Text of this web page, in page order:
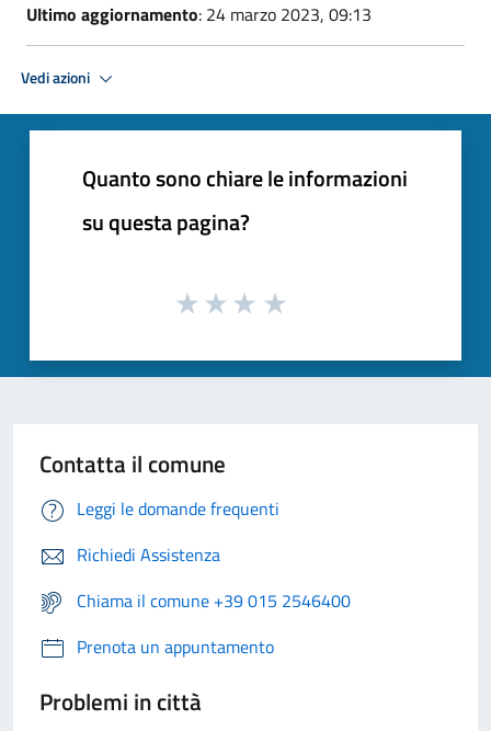
Ultimo aggiornamento: 24 marzo 2023, 09:13
Vedi azioni
Quanto sono chiare le informazioni
su questa pagina?
Contatta il comune
Leggi le domande frequenti
Richiedi Assistenza
Chiama il comune +39 015 2546400
Prenota un appuntamento
Problemi in città